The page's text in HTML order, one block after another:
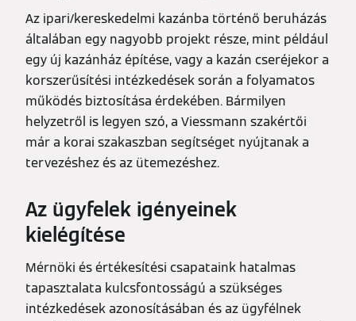
Az ipari/kereskedelmi kazánba történő beruházás
általában egy nagyobb projekt része, mint például
egy új kazánház építése, vagy a kazán cseréjekor a
korszerűsítési intézkedések során a folyamatos
működés biztosítása érdekében. Bármilyen
helyzetről is legyen szó, a Viessmann szakértői
már a korai szakaszban segítséget nyújtanak a
tervezéshez és az ütemezéshez.
Az ügyfelek igényeinek
kielégítése
Mérnöki és értékesítési csapataink hatalmas
tapasztalata kulcsfontosságú a szükséges
intézkedések azonosításában és az ügyfélnek